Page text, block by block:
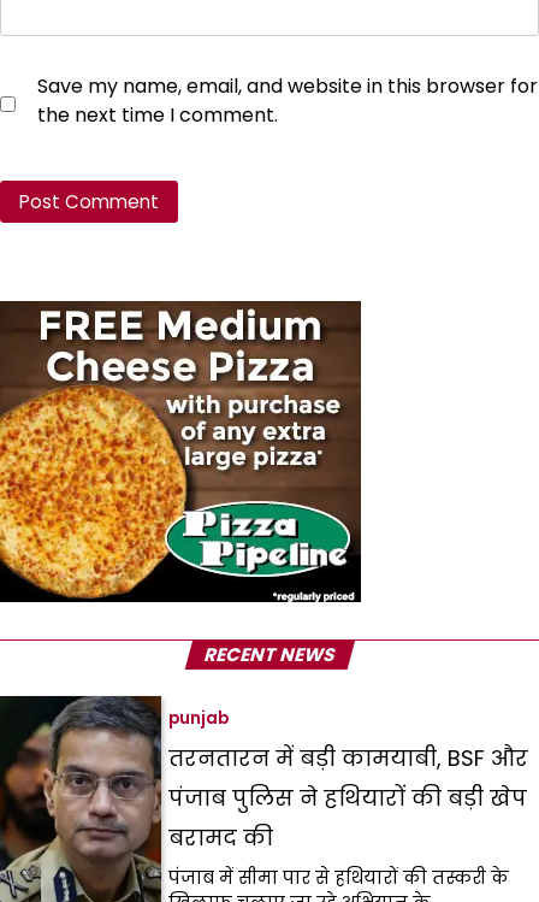
Save my name, email, and website in this browser for
the next time I comment.
RECENT NEWS
punjab
तरनतारन में बड़ी कामयाबी, BSF और
पंजाब पुलिस ने हथियारों की बड़ी खेप
बरामद की
पंजाब में सीमा पार से हथियारों की तस्करी के